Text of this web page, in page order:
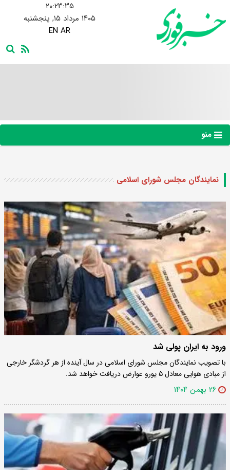
۲۰:۲۳:۳۵
۱۴۰۵ مرداد ۱۵, پنجشنبه
EN AR
منو
نمایندگان مجلس شورای اسلامی
ورود به ایران پولی شد
با تصویب نمایندگان مجلس شورای اسلامی در سال آینده از هر گردشگر خارجی
از مبادی هوایی معادل ۵ یورو عوارض دریافت خواهد شد.
۲۶ بهمن ۱۴۰۴